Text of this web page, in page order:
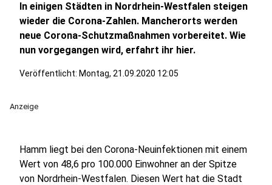
In einigen Städten in Nordrhein-Westfalen steigen
wieder die Corona-Zahlen. Mancherorts werden
neue Corona-Schutzmaßnahmen vorbereitet. Wie
nun vorgegangen wird, erfahrt ihr hier.
Veröffentlicht: Montag, 21.09.2020 12:05
Anzeige
Hamm liegt bei den Corona-Neuinfektionen mit einem
Wert von 48,6 pro 100.000 Einwohner an der Spitze
von Nordrhein-Westfalen. Diesen Wert hat die Stadt